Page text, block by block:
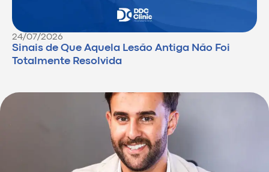
24/07/2026
Sinais de Que Aquela Lesão Antiga Não Foi
Totalmente Resolvida